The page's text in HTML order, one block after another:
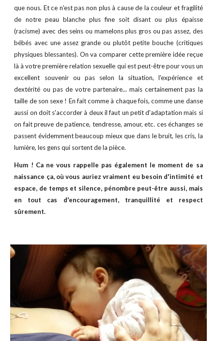
que nous. Et ce n'est pas non plus à cause de la couleur et fragilité
de notre peau blanche plus fine soit disant ou plus épaisse
(racisme) avec des seins ou mamelons plus gros ou pas assez, des
bébés avec une assez grande ou plutôt petite bouche (critiques
physiques blessantes). On va comparer cette première idée reçue
là à votre première relation sexuelle qui est peut-être pour vous un
excellent souvenir ou pas selon la situation, l'expérience et
dextérité ou pas de votre partenaire... mais certainement pas la
taille de son sexe ! En fait comme à chaque fois, comme une danse
aussi on doit s'accorder à deux il faut un petit d'adaptation mais si
on fait preuve de patience, tendresse, amour, etc. ces échanges se
passent évidemment beaucoup mieux que dans le bruit, les cris, la
lumière, les gens qui sortent de la pièce.
Hum ! Ca ne vous rappelle pas également le moment de sa
naissance ça, où vous auriez vraiment eu besoin d'intimité et
espace, de temps et silence, pénombre peut-être aussi, mais
en tout cas d'encouragement, tranquillité et respect
sûrement.